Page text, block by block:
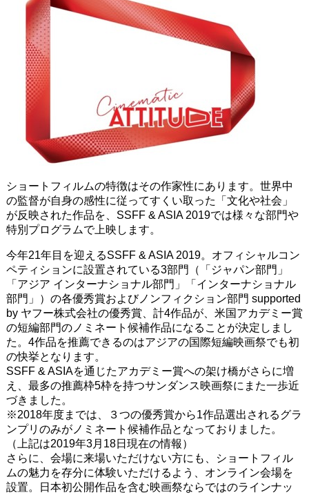
ショートフィルムの特徴はその作家性にあります。世界中
の監督が自身の感性に従ってすくい取った「文化や社会」
が反映された作品を、SSFF & ASIA 2019では様々な部門や
特別プログラムで上映します。
今年21年目を迎えるSSFF & ASIA 2019。オフィシャルコン
ペティションに設置されている3部門（「ジャパン部門」
「アジア インターナショナル部門」「インターナショナル
部門」）の各優秀賞およびノンフィクション部門 supported
by ヤフー株式会社の優秀賞、計4作品が、米国アカデミー賞
の短編部門のノミネート候補作品になることが決定しまし
た。4作品を推薦できるのはアジアの国際短編映画祭でも初
の快挙となります。
SSFF & ASIAを通じたアカデミー賞への架け橋がさらに増
え、最多の推薦枠5枠を持つサンダンス映画祭にまた一歩近
づきました。
※2018年度までは、３つの優秀賞から1作品選出されるグラ
ンプリのみがノミネート候補作品となっておりました。
（上記は2019年3月18日現在の情報）
さらに、会場に来場いただけない方にも、ショートフィル
ムの魅力を存分に体験いただけるよう、オンライン会場を
設置。日本初公開作品を含む映画祭ならではのラインナッ